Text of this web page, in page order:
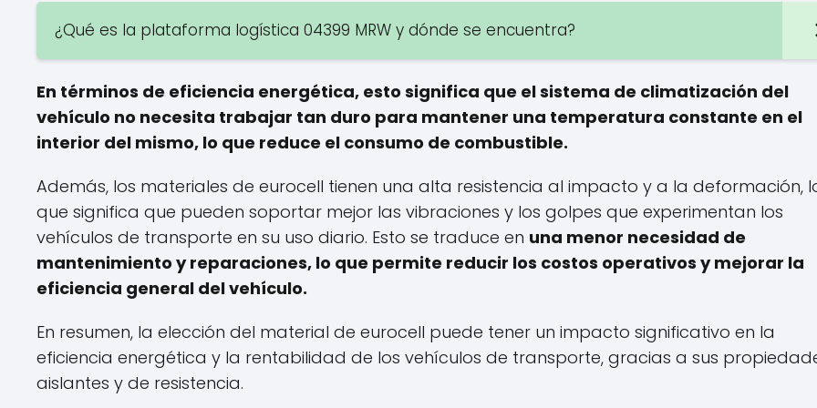
¿Qué es la plataforma logística 04399 MRW y dónde se encuentra?
En términos de eficiencia energética, esto significa que el sistema de climatización del
vehículo no necesita trabajar tan duro para mantener una temperatura constante en el
interior del mismo, lo que reduce el consumo de combustible.
Además, los materiales de eurocell tienen una alta resistencia al impacto y a la deformación,
que significa que pueden soportar mejor las vibraciones y los golpes que experimentan los
vehículos de transporte en su uso diario. Esto se traduce en una menor necesidad de
mantenimiento y reparaciones, lo que permite reducir los costos operativos y mejorar la
eficiencia general del vehículo.
En resumen, la elección del material de eurocell puede tener un impacto significativo en la
eficiencia energética y la rentabilidad de los vehículos de transporte, gracias a sus
aislantes y de resistencia.